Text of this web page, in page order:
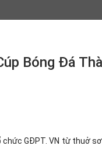
Bóng Đá
GĐPT. VN từ thuở